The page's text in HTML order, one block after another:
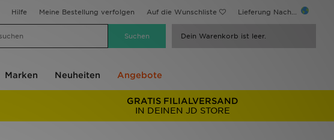
Hilfe Meine Bestellung verfolgen Auf die Wunschliste Lieferung Nach...
Dein Warenkorb ist leer.
Marken Neuheiten Angebote
GRATIS FILIALVERSAND
IN DEINEN JD STORE